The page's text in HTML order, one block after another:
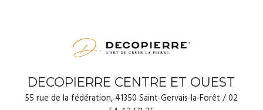
DECOPIERRE CENTRE ET OUEST
55 rue de la fédération, 41350 Saint-Gervais-la-Forêt / 02